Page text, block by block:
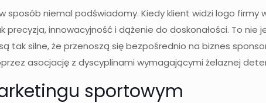
sposób niemal podświadomy. Kiedy klient widzi logo
innowacyjność i dążenie do doskonałości. To
tak silne, że przenoszą się bezpośrednio na biznes
asocjację z dyscyplinami wymagającymi żelaznej
sportowym